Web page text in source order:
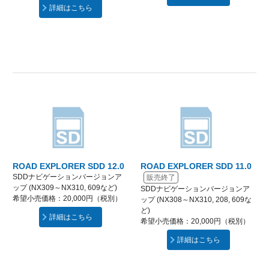
詳細はこちら
ROAD EXPLORER SDD 12.0
SDDナビゲーションバージョンア
ップ (NX309～NX310, 609など)
希望小売価格：20,000円（税別）
詳細はこちら
ROAD EXPLORER SDD 11.0
販売終了
SDDナビゲーションバージョンア
ップ (NX308～NX310, 208, 609な
ど)
希望小売価格：20,000円（税別）
詳細はこちら